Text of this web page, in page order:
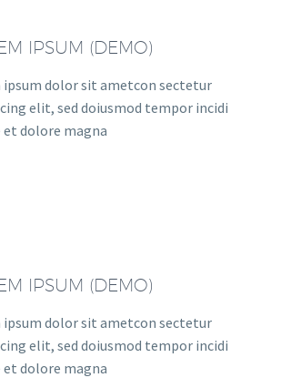
IPSUM (DEMO)
ipsum dolor sit ametcon sectetur
elit, sed doiusmod tempor incidi
et dolore magna
IPSUM (DEMO)
ipsum dolor sit ametcon sectetur
elit, sed doiusmod tempor incidi
et dolore magna